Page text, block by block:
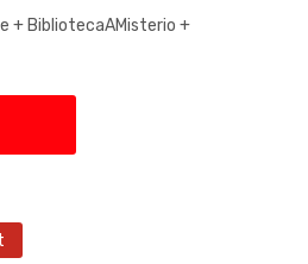
+ BibliotecaAMisterio +